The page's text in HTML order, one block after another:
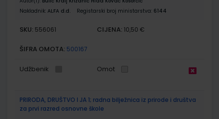
Nakladnik: ALFA d.d. Registarski broj ministarstva: 6144
SKU: 556061 CIJENA: 10,50 €
ŠIFRA OMOTA: 500167
Udžbenik Omot
PRIRODA, DRUŠTVO I JA 1; radna bilježnica iz prirode i društva
za prvi razred osnovne škole